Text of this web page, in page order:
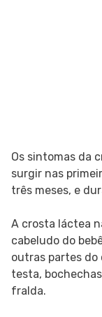
Os sintomas da
surgir nas
três meses, e
A crosta láctea
cabeludo do
outras partes do
testa,
fralda.